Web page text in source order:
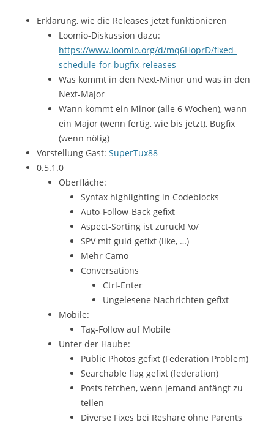
Erklärung, wie die Releases jetzt funktionieren
Loomio-Diskussion dazu:
https://www.loomio.org/d/mq6HoprD/fixed-
schedule-for-bugfix-releases
Was kommt in den Next-Minor und was in den
Next-Major
Wann kommt ein Minor (alle 6 Wochen), wann
ein Major (wenn fertig, wie bis jetzt), Bugfix
(wenn nötig)
Vorstellung Gast: SuperTux88
0.5.1.0
Oberfläche:
Syntax highlighting in Codeblocks
Auto-Follow-Back gefixt
Aspect-Sorting ist zurück! \o/
SPV mit guid gefixt (like, …)
Mehr Camo
Conversations
Ctrl-Enter
Ungelesene Nachrichten gefixt
Mobile:
Tag-Follow auf Mobile
Unter der Haube:
Public Photos gefixt (Federation Problem)
Searchable flag gefixt (federation)
Posts fetchen, wenn jemand anfängt zu
teilen
Diverse Fixes bei Reshare ohne Parents